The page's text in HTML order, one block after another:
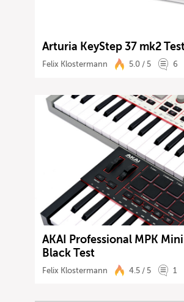
Arturia KeyStep 37 mk2
Felix Klostermann 5.0 / 5 6
AKAI Professional MPK
Black Test
Felix Klostermann 4.5 / 5 1